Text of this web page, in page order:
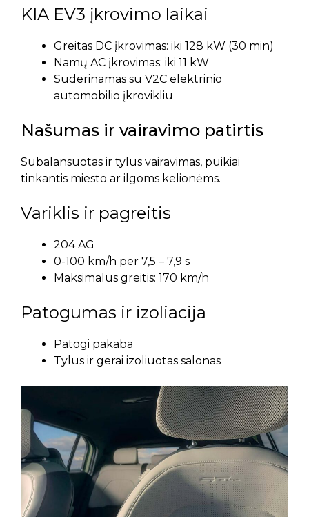
KIA EV3 įkrovimo laikai
Greitas DC įkrovimas: iki 128 kW (30 min)
Namų AC įkrovimas: iki 11 kW
Suderinamas su V2C elektrinio
automobilio įkrovikliu
Našumas ir vairavimo patirtis
Subalansuotas ir tylus vairavimas, puikiai
tinkantis miesto ar ilgoms kelionėms.
Variklis ir pagreitis
204 AG
0-100 km/h per 7,5 – 7,9 s
Maksimalus greitis: 170 km/h
Patogumas ir izoliacija
Patogi pakaba
Tylus ir gerai izoliuotas salonas